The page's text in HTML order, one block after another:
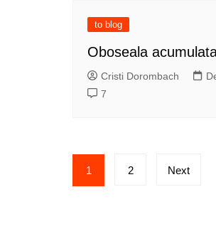
to blog
Oboseala
Cristi Dorombach
7
Posts
pagination
1 2 Next